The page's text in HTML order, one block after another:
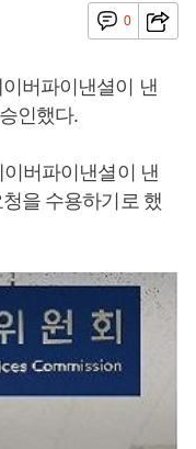
0
버파이낸셜이 낸
인했다.
버파이낸셜이 낸
을 수용하기로 했